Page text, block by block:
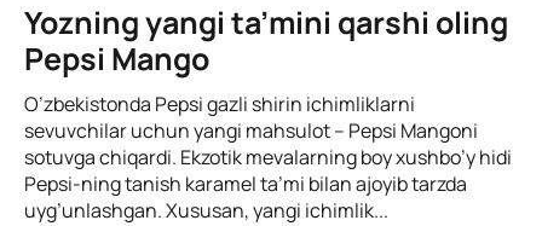
Yozning yangi ta’mini qarshi oling
Pepsi Mango
O’zbekistonda Pepsi gazli shirin ichimliklarni
sevuvchilar uchun yangi mahsulot – Pepsi Mangoni
sotuvga chiqardi. Ekzotik mevalarning boy xushbo’y hidi
Pepsi-ning tanish karamel ta’mi bilan ajoyib tarzda
uyg’unlashgan. Xususan, yangi ichimlik...